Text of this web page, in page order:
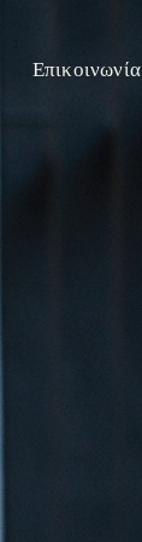
Επικοινωνία